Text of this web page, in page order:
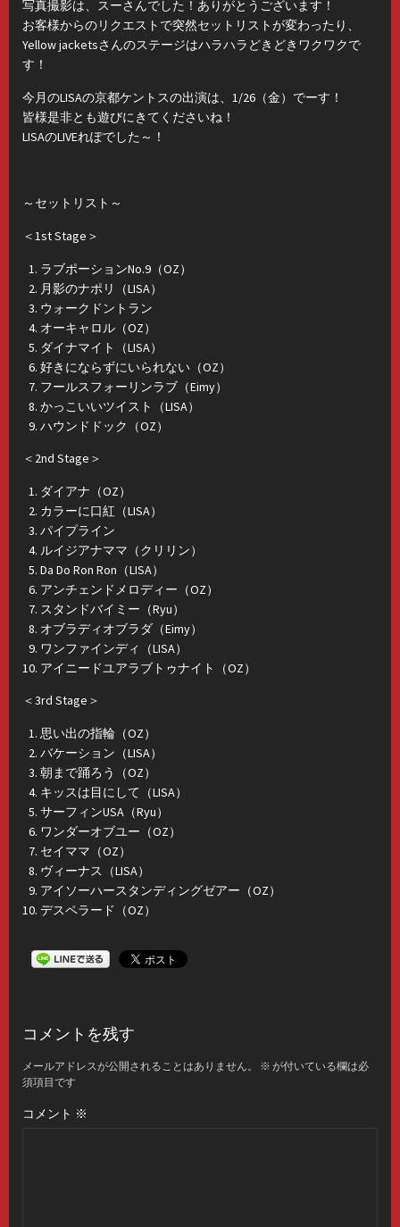
写真撮影は、スーさんでした！ありがとうございます！
お客様からのリクエストで突然セットリストが変わったり、
Yellow jacketsさんのステージはハラハラどきどきワクワクで
す！
今月のLISAの京都ケントスの出演は、1/26（金）でーす！
皆様是非とも遊びにきてくださいね！
LISAのLIVEれぽでした～！
～セットリスト～
＜1st Stage＞
ラブポーションNo.9（OZ）
月影のナポリ（LISA）
ウォークドントラン
オーキャロル（OZ）
ダイナマイト（LISA）
好きにならずにいられない（OZ）
フールスフォーリンラブ（Eimy）
かっこいいツイスト（LISA）
ハウンドドック（OZ）
＜2nd Stage＞
ダイアナ（OZ）
カラーに口紅（LISA）
パイプライン
ルイジアナママ（クリリン）
Da Do Ron Ron（LISA）
アンチェンドメロディー（OZ）
スタンドバイミー（Ryu）
オブラディオブラダ（Eimy）
ワンファインディ（LISA）
アイニードユアラブトゥナイト（OZ）
＜3rd Stage＞
思い出の指輪（OZ）
バケーション（LISA）
朝まで踊ろう（OZ）
キッスは目にして（LISA）
サーフィンUSA（Ryu）
ワンダーオブユー（OZ）
セイママ（OZ）
ヴィーナス（LISA）
アイソーハースタンディングゼアー（OZ）
デスペラード（OZ）
コメントを残す
メールアドレスが公開されることはありません。 ※ が付いている欄は必
須項目です
コメント ※